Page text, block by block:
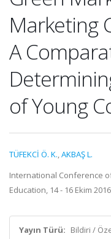
Marketing
A
of Young
TÜFEKCİ Ö. K.,AKBAŞ L.
International Conference
Education, 14 - 16 Ekim
Yayın Türü: Bildiri /